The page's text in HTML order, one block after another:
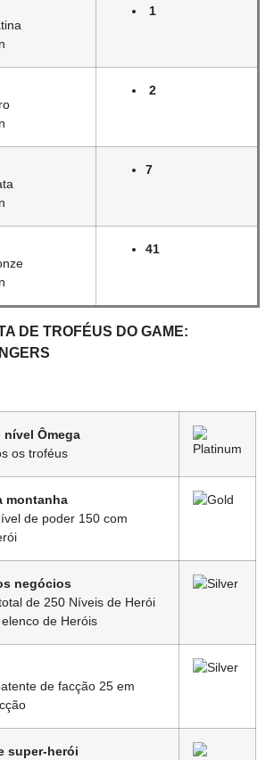
1
2
7
41
DE TROFÉUS DO GAME:
nível Ômega
os troféus
montanha
de poder 150 com
negócios
de 250 Níveis de Herói
de Heróis
de facção 25 em
super-herói